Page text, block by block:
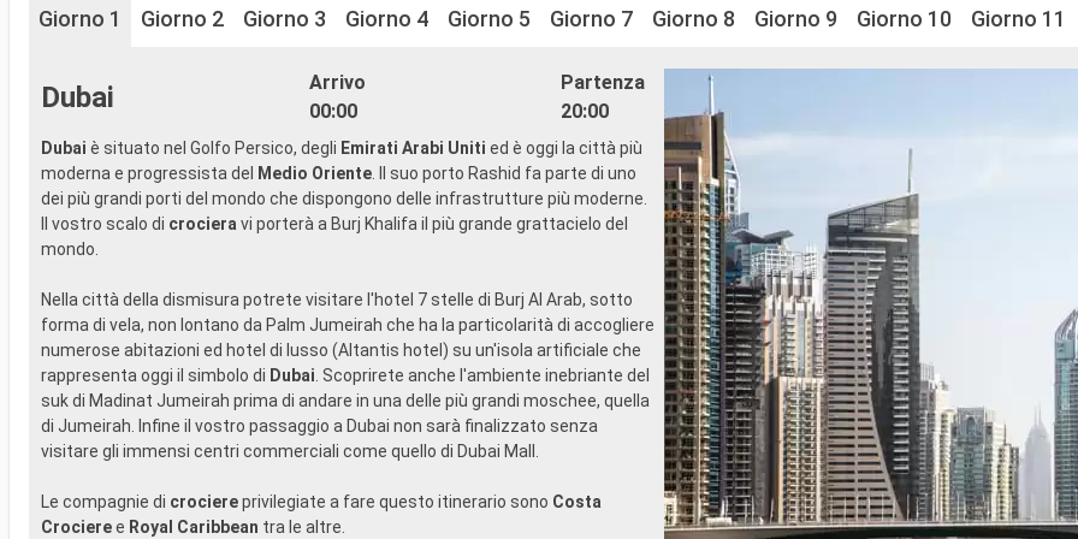
Giorno 1 Giorno 2 Giorno 3 Giorno 4 Giorno 5 Giorno 7 Giorno 8 Giorno 9 Giorno 10 Giorno 11
Dubai
Arrivo
00:00
Partenza
20:00
Dubai è situato nel Golfo Persico, degli Emirati Arabi Uniti ed è oggi la città più
moderna e progressista del Medio Oriente. Il suo porto Rashid fa parte di uno
dei più grandi porti del mondo che dispongono delle infrastrutture più moderne.
Il vostro scalo di crociera vi porterà a Burj Khalifa il più grande grattacielo del
mondo.
Nella città della dismisura potrete visitare l'hotel 7 stelle di Burj Al Arab, sotto
forma di vela, non lontano da Palm Jumeirah che ha la particolarità di accogliere
numerose abitazioni ed hotel di lusso (Altantis hotel) su un'isola artificiale che
rappresenta oggi il simbolo di Dubai . Scoprirete anche l'ambiente inebriante del
suk di Madinat Jumeirah prima di andare in una delle più grandi moschee, quella
di Jumeirah. Infine il vostro passaggio a Dubai non sarà finalizzato senza
visitare gli immensi centri commerciali come quello di Dubai Mall.
Le compagnie di crociereprivilegiate a fare questo itinerario sono Costa
Crocieree Royal Caribbean tra le altre.